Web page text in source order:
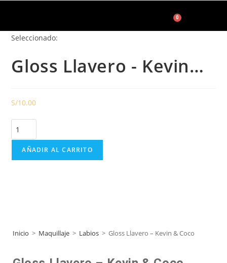
0
Seleccionado:
Gloss Llavero - Kevin…
S/10.00
AÑADIR AL CARRITO
Inicio > Maquillaje > Labios > Gloss Llavero – Kevin & Coco